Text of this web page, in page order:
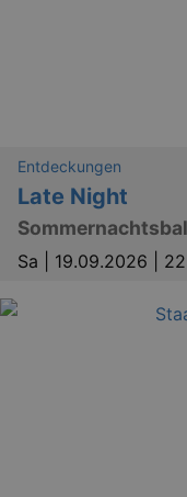
Entdeckungen
Late Night
Sa | 19.09.2026 |